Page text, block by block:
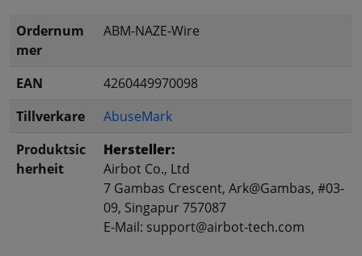
Ordernum
mer
ABM-NAZE-Wire
EAN
4260449970098
Tillverkare
AbuseMark
Produktsic
herheit
Hersteller:
Airbot Co., Ltd
7 Gambas Crescent, Ark@Gambas, #03-
09, Singapur 757087
E-Mail: support@airbot-tech.com